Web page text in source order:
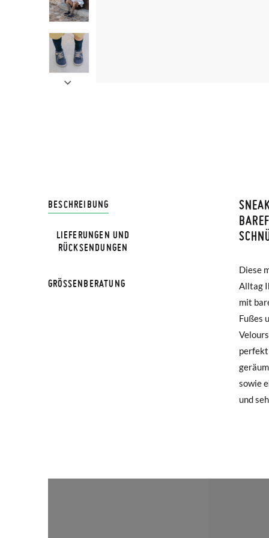
BESCHREIBUNG
Diese
Alltag
mit
Fußes
perfekt
sowie
und
lassen
ganzen
allein
den
LIEFERUNGEN UND
RÜCKSENDUNGEN
Bei
Falls
Wenn
haben,
Mail-
GRÖSSENBERATUNG